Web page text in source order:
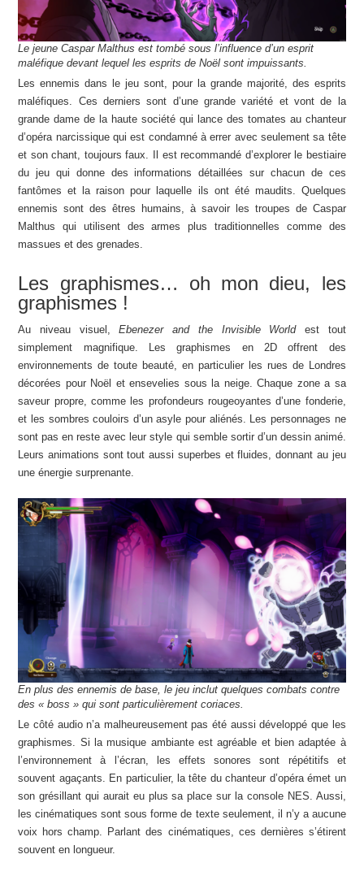
Le jeune Caspar Malthus est tombé sous l’influence d’un esprit
maléfique devant lequel les esprits de Noël sont impuissants.
Les ennemis dans le jeu sont, pour la grande majorité, des esprits
maléfiques. Ces derniers sont d’une grande variété et vont de la
grande dame de la haute société qui lance des tomates au chanteur
d’opéra narcissique qui est condamné à errer avec seulement sa tête
et son chant, toujours faux. Il est recommandé d’explorer le bestiaire
du jeu qui donne des informations détaillées sur chacun de ces
fantômes et la raison pour laquelle ils ont été maudits. Quelques
ennemis sont des êtres humains, à savoir les troupes de Caspar
Malthus qui utilisent des armes plus traditionnelles comme des
massues et des grenades.
Les graphismes… oh mon dieu, les
graphismes !
Au niveau visuel,Ebenezer and the Invisible Worldest tout
simplement magnifique. Les graphismes en 2D offrent des
environnements de toute beauté, en particulier les rues de Londres
décorées pour Noël et ensevelies sous la neige. Chaque zone a sa
saveur propre, comme les profondeurs rougeoyantes d’une fonderie,
et les sombres couloirs d’un asyle pour aliénés. Les personnages ne
sont pas en reste avec leur style qui semble sortir d’un dessin animé.
Leurs animations sont tout aussi superbes et fluides, donnant au jeu
une énergie surprenante.
En plus des ennemis de base, le jeu inclut quelques combats contre
des « boss » qui sont particulièrement coriaces.
Le côté audio n’a malheureusement pas été aussi développé que les
graphismes. Si la musique ambiante est agréable et bien adaptée à
l’environnement à l’écran, les effets sonores sont répétitifs et
souvent agaçants. En particulier, la tête du chanteur d’opéra émet un
son grésillant qui aurait eu plus sa place sur la console NES. Aussi,
les cinématiques sont sous forme de texte seulement, il n’y a aucune
voix hors champ. Parlant des cinématiques, ces dernières s’étirent
souvent en longueur.